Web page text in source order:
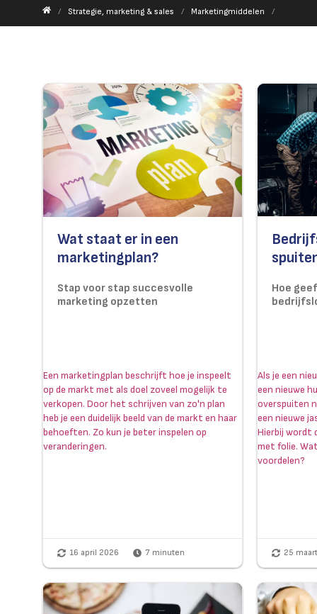
Strategie, marketing & sales Marketingmiddelen
Wat staat er in een
marketingplan?
Stap voor stap succesvolle
marketing opzetten
Een marketingplan beschrijft hoe je inspeelt
op de markt met als doel zoveel mogelijk te
verkopen. Door het schrijven van zo'n plan
heb je een duidelijk beeld van de markt en haar
behoeften. Zo kun je beter inspelen op
veranderingen.
16 april 2026 7 minuten
Hoe
Als je een
een nieuwe
overspuiten
een nieuwe
Hierbij wordt
met folie.
voordelen?
25